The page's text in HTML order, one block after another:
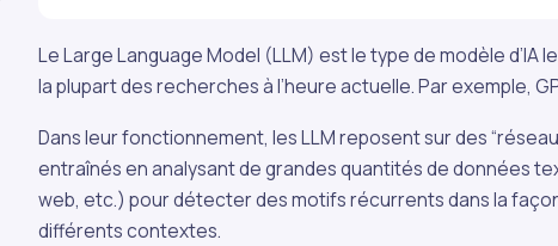
Le Large Language Model (LLM) est le type de modèle d’IA
la plupart des recherches à l’heure actuelle. Par exemple,
Dans leur fonctionnement, les LLM reposent sur des
entraînés en analysant de grandes quantités de données
web, etc.) pour détecter des motifs récurrents dans la
différents contextes.